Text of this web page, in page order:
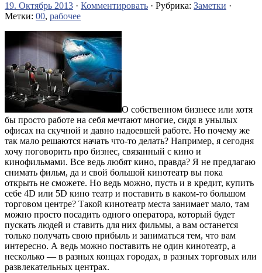
19. Октябрь 2013 · Комментировать · Рубрика: Заметки ·
Метки: 00, рабочее
О собственном бизнесе или хотя
бы просто работе на себя мечтают многие, сидя в унылых
офисах на скучной и давно надоевшей работе. Но почему же
так мало решаются начать что-то делать? Например, я сегодня
хочу поговорить про бизнес, связанный с кино и
кинофильмами. Все ведь любят кино, правда? Я не предлагаю
снимать фильм, да и свой большой кинотеатр вы пока
открыть не сможете. Но ведь можно, пусть и в кредит, купить
себе 4D или 5D кино театр и поставить в каком-то большом
торговом центре? Такой кинотеатр места занимает мало, там
можно просто посадить одного оператора, который будет
пускать людей и ставить для них фильмы, а вам останется
только получать свою прибыль и заниматься тем, что вам
интересно. А ведь можно поставить не один кинотеатр, а
несколько — в разных концах городах, в разных торговых или
развлекательных центрах.